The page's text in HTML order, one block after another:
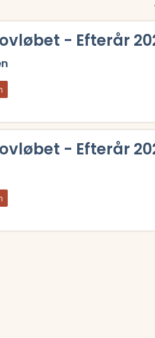
- Efterår
2024 og se tilmelding,
- Efterår
2023 og se tilmelding,